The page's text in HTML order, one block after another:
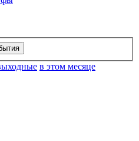
в этом месяце